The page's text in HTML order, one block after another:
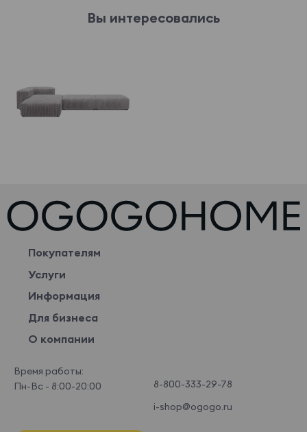
Вы интересовались
Покупателям
Услуги
Информация
Для бизнеса
О компании
Время работы:
Пн-Вс - 8:00-20:00
8-800-333-29-78
i-shop@ogogo.ru